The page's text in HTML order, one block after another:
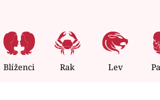
Blíženci Rak Lev